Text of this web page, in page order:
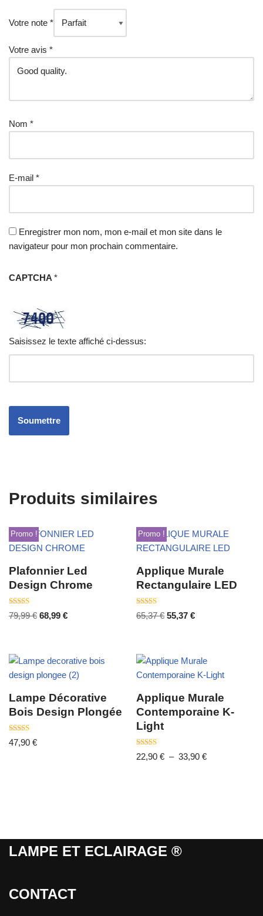
Votre note *
Votre avis *
Nom *
E-mail *
Enregistrer mon nom, mon e-mail et mon site dans le
navigateur pour mon prochain commentaire.
CAPTCHA *
Saisissez le texte affiché ci-dessus:
Produits similaires
Promo !
Plafonnier Led
Design Chrome
Note
4.33
79,99€ 68,99 €
Promo !
Applique Murale
Rectangulaire LED
Note
4.33
65,37€ 55,37€
Lampe Décorative
Bois Design Plongée
Note
4.00
47,90 €
Applique Murale
Contemporaine K-
Light
Note
3.50
22,90€ – 33,90€
LAMPE ET ECLAIRAGE ®
CONTACT